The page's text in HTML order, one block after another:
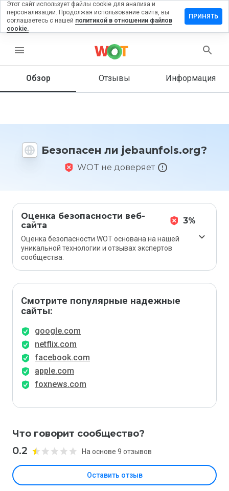
menu
Обзор Отзывы Информация
Безопасен ли jebaunfols.org?
WOT не доверяет
Оценка безопасности веб-
сайта
3%
Оценка безопасности WOT основана на нашей
уникальной технологии и отзывах экспертов
сообщества.
Смотрите популярные надежные
сайты:
google.com
netflix.com
facebook.com
apple.com
foxnews.com
Что говорит сообщество?
0.2 На основе 9 отзывов
Оставить отзыв
на
Как бы
этот
1 до 5?
Этот сайт использует файлы cookie для анализа и
персонализации. Продолжая использование сайта, вы
соглашаетесь с нашей политикой в отношении файлов
cookie.
ПРИНЯТЬ